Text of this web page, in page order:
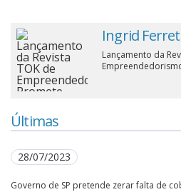
Ingrid
Lançamento da
Últimas
28/07/2023
Governo de SP pretende zerar falta de